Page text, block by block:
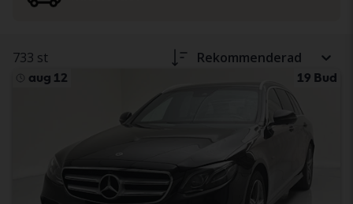
733 st Rekommenderad
aug 12 19 Bud